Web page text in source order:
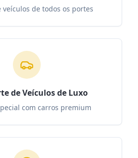
veículos de todos os portes
de Veículos de Luxo
com carros premium